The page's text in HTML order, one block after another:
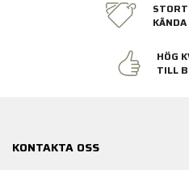
HÖG
TILL
KONTAKTA OSS